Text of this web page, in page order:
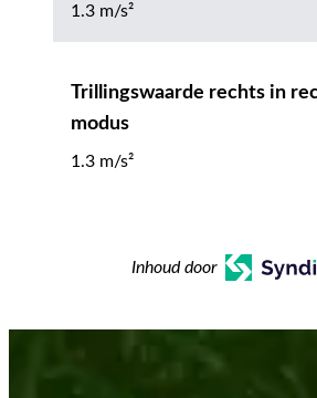
1.3 m/s²
Trillingswaarde rechts in
modus
1.3 m/s²
Inhoud door